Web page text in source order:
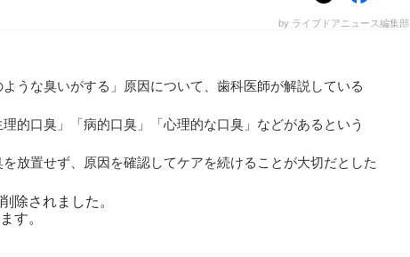
by ライブドアニュース編集部
うな臭いがする」原因について、歯科医師が解説している
的口臭」「病的口臭」「心理的な口臭」などがあるという
放置せず、原因を確認してケアを続けることが大切だとした
除されました。
す。